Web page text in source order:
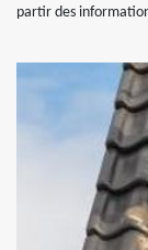
partir des